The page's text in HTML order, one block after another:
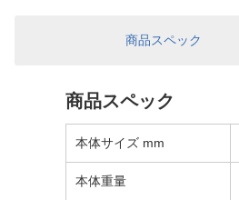
商品スペック
商品スペック
本体サイズ mm
本体重量